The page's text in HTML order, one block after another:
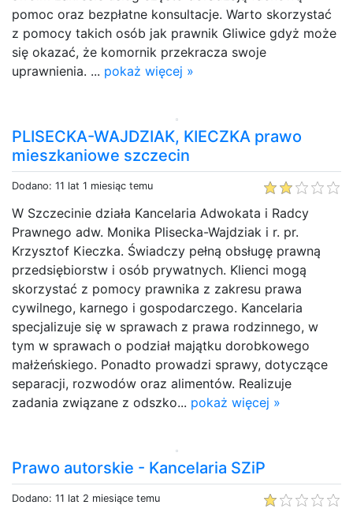
pomoc oraz bezpłatne konsultacje. Warto skorzystać
z pomocy takich osób jak prawnik Gliwice gdyż może
się okazać, że komornik przekracza swoje
uprawnienia. ... pokaż więcej »
PLISECKA-WAJDZIAK, KIECZKA prawo
mieszkaniowe szczecin
Dodano: 11 lat 1 miesiąc temu
W Szczecinie działa Kancelaria Adwokata i Radcy
Prawnego adw. Monika Plisecka-Wajdziak i r. pr.
Krzysztof Kieczka. Świadczy pełną obsługę prawną
przedsiębiorstw i osób prywatnych. Klienci mogą
skorzystać z pomocy prawnika z zakresu prawa
cywilnego, karnego i gospodarczego. Kancelaria
specjalizuje się w sprawach z prawa rodzinnego, w
tym w sprawach o podział majątku dorobkowego
małżeńskiego. Ponadto prowadzi sprawy, dotyczące
separacji, rozwodów oraz alimentów. Realizuje
zadania związane z odszko... pokaż więcej »
Prawo autorskie - Kancelaria SZiP
Dodano: 11 lat 2 miesiące temu